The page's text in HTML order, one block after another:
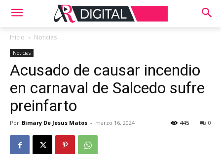
Inicio Noticias
Noticias
Acusado de causar incendio
en carnaval de Salcedo sufre
preinfarto
Por Bimary De Jesus Matos - marzo 16, 2024 0
445